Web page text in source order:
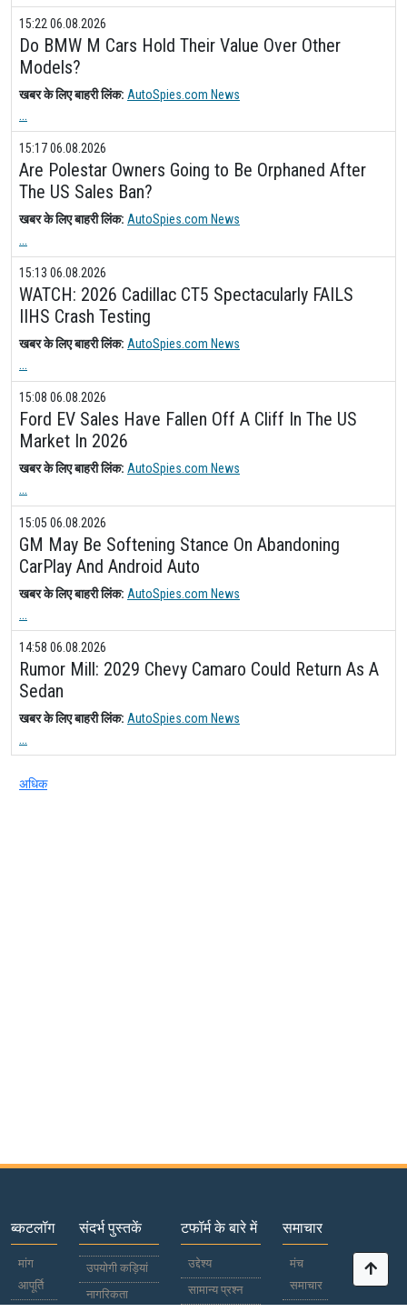
15:22 06.08.2026
Do BMW M Cars Hold Their Value Over Other
Models?
खबर के लिए बाहरी लिंक: AutoSpies.com News
...
15:17 06.08.2026
Are Polestar Owners Going to Be Orphaned After
The US Sales Ban?
खबर के लिए बाहरी लिंक: AutoSpies.com News
...
15:13 06.08.2026
WATCH: 2026 Cadillac CT5 Spectacularly FAILS
IIHS Crash Testing
खबर के लिए बाहरी लिंक: AutoSpies.com News
...
15:08 06.08.2026
Ford EV Sales Have Fallen Off A Cliff In The US
Market In 2026
खबर के लिए बाहरी लिंक: AutoSpies.com News
...
15:05 06.08.2026
GM May Be Softening Stance On Abandoning
CarPlay And Android Auto
खबर के लिए बाहरी लिंक: AutoSpies.com News
...
14:58 06.08.2026
Rumor Mill: 2029 Chevy Camaro Could Return As A
Sedan
खबर के लिए बाहरी लिंक: AutoSpies.com News
...
अधिक
ब्कटलॉग
मांग
आपूर्ति
संदर्भ पुस्तकें
उपयोगी कड़ियां
नागरिकता
टफॉर्म के बारे में
उद्देश्य
सामान्य प्रश्न
समाचार
मंच
समाचार